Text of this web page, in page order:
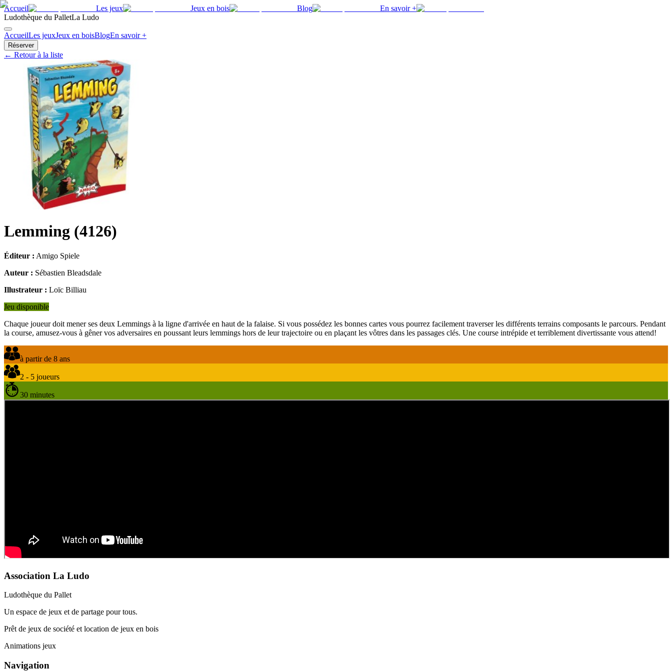
Accueil Les jeux Jeux en bois Blog
En savoir +
Ludothèque du PalletLa Ludo
AccueilLes jeuxJeux en boisBlogEn savoir +
Réserver
← Retour à la liste
Lemming (4126)
Éditeur : Amigo Spiele
Auteur : Sébastien Bleadsdale
Illustrateur : Loïc Billiau
Jeu disponible
Chaque joueur doit mener ses deux Lemmings à la ligne d'arrivée en haut de la falaise. Si vous possédez les bonnes cartes vous pourrez facilement traverser les différents terrains composants le parcours. Pendant
la course, amusez-vous à gêner vos adversaires en poussant leurs lemmings hors de leur trajectoire ou en plaçant les vôtres dans les passages clés. Une course intrépide et terriblement divertissante vous attend!
à partir de 8 ans
2 - 5 joueurs
30 minutes
Association La Ludo
Ludothèque du Pallet
Un espace de jeux et de partage pour tous.
Prêt de jeux de société et location de jeux en bois
Animations jeux
Navigation